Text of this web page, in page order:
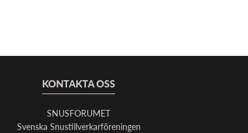
KONTAKTA OSS
SNUSFORUMET
Svenska Snustillverkarföreningen